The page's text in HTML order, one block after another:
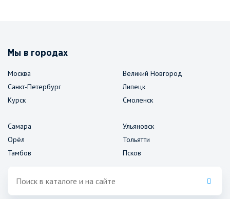
Мы в городах
Москва
Санкт-Петербург
Курск
Великий Новгород
Липецк
Смоленск
Самара
Орёл
Тамбов
Ульяновск
Тольятти
Псков